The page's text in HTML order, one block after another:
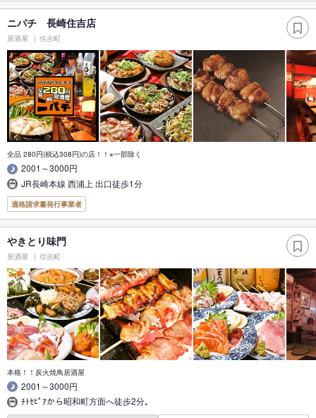
ニパチ 長崎住吉店
居酒屋 住吉町
全品 280円(税込308円)の店！！※一部除く
2001～3000円
JR長崎本線 西浦上 出口徒歩1分
適格請求書発行事業者
やきとり味門
居酒屋 住吉町
本格！！炭火焼鳥居酒屋
2001～3000円
ﾁﾄｾﾋﾟｱから昭和町方面へ徒歩2分｡